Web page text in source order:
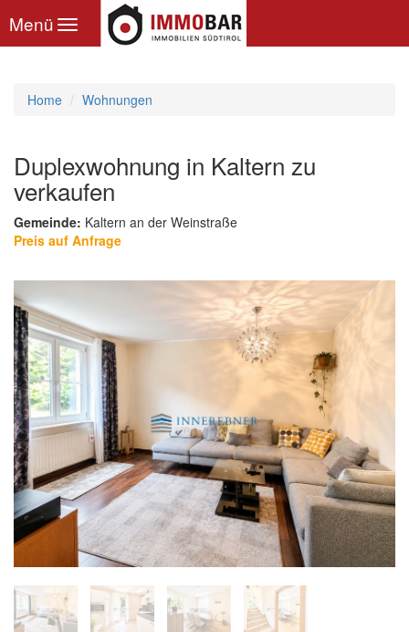
Toggle
navigation
Menü
Home Wohnungen
Duplexwohnung in Kaltern zu
verkaufen
Gemeinde: Kaltern an der Weinstraße
Preis auf Anfrage